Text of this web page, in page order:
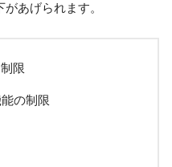
あげられます。
限
の制限